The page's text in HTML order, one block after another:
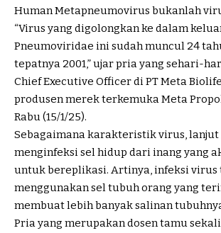
Human Metapneumovirus bukanlah
“Virus yang digolongkan ke dalam
Pneumoviridae ini sudah muncul 24
tepatnya 2001,” ujar pria yang sehari-
Chief Executive Officer di PT Meta
produsen merek terkemuka Meta
Rabu (15/1/25).
Sebagaimana karakteristik virus, lanjut
menginfeksi sel hidup dari inang yang
untuk bereplikasi. Artinya, infeksi
menggunakan sel tubuh orang yang
membuat lebih banyak salinan
Pria yang merupakan dosen tamu